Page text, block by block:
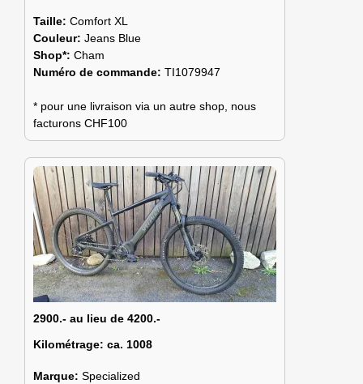
Taille: Comfort XL
Couleur: Jeans Blue
Shop*: Cham
Numéro de commande: TI1079947
* pour une livraison via un autre shop, nous
facturons CHF100
2900.- au lieu de 4200.-
Kilométrage: ca. 1008
Marque: Specialized